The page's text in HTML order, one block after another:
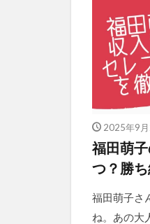
2025年9
福田萌
つ？勝
福田萌子さ
ね。あの大